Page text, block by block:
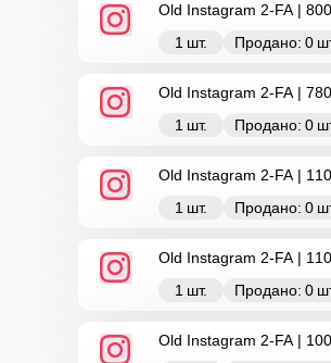
Old Instagram 2-FA |
1 шт. Продано: 0
Old Instagram 2-FA |
1 шт. Продано: 0
Old Instagram 2-FA |
1 шт. Продано: 0
Old Instagram 2-FA |
1 шт. Продано: 0
Old Instagram 2-FA |